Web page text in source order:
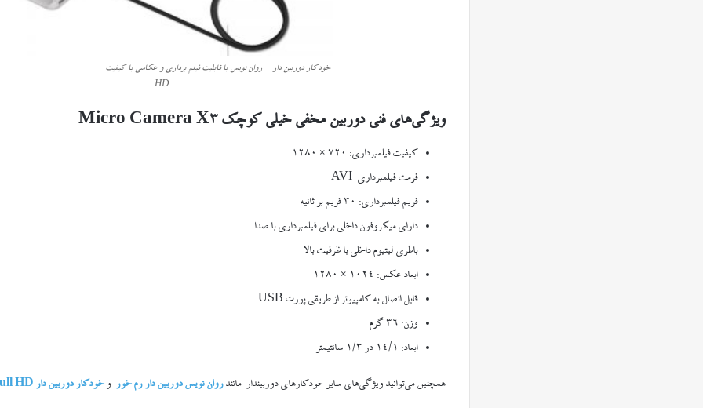
خودکار دوربین دار – روان نویس با قابلیت فیلم برداری و عکاسی با کیفیت
HD
ویژگی‌های فنی دوربین مخفی خیلی کوچک Micro Camera X3
کیفیت فیلمبرداری: ۷۲۰ × ۱۲۸۰
فرمت فیلمبرداری: AVI
فریم فیلمبرداری: ۳۰ فریم بر ثانیه
دارای میکروفون داخلی برای فیلمبرداری با صدا
باطری لیتیوم داخلی با ظرفیت بالا
ابعاد عکس: ۱۰۲۴ × ۱۲۸۰
قابل اتصال به کامپیوتر از طریقی پورت USB
وزن: ۳۶ گرم
ابعاد: ۱۴/۱ در ۱/۳ سانتیمتر
همچنین می‌توانید ویژگی‌های سایر خودکارهای دوربیندار مانندروان نویس دوربین دار رم خور و خودکار دوربین دار Full HD